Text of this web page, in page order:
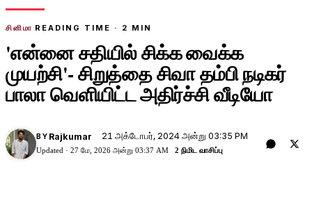
சினிமா READING TIME · 2 MIN
'என்னை சதியில் சிக்க வைக்க
முயற்சி'- சிறுத்தை சிவா தம்பி நடிகர்
பாலா வெளியிட்ட அதிர்ச்சி வீடியோ
BY Rajkumar 21 அக்டோபர், 2024 அன்று 03:35 PM
Updated · 27 மே, 2026 அன்று 03:37 AM 2 நிமிட வாசிப்பு